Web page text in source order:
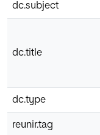
dc.subject
dc.title
dc.type
reunir.tag